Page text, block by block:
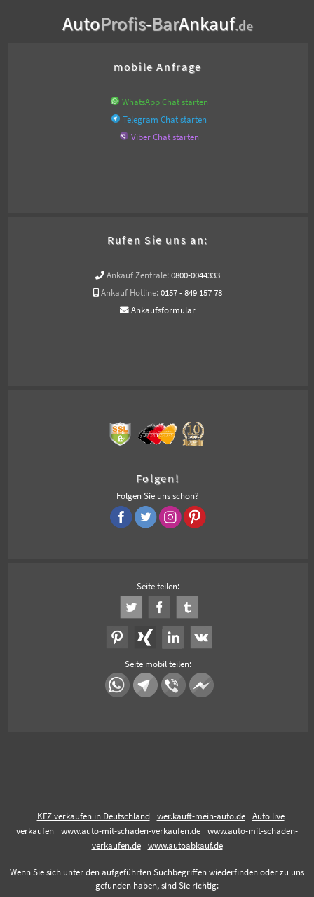
AutoProfis-BarAnkauf.de
mobile Anfrage
WhatsApp Chat starten
Telegram Chat starten
Viber Chat starten
Rufen Sie uns an:
Ankauf Zentrale: 0800-0044333
Ankauf Hotline: 0157 - 849 157 78
Ankaufsformular
Folgen!
Folgen Sie uns schon?
Seite teilen:
Seite mobil teilen:
KFZ verkaufen in Deutschland wer.kauft-mein-auto.de
Auto live
verkaufen
www.auto-mit-schaden-verkaufen.de
www.auto-mit-schaden-
verkaufen.de
www.autoabkauf.de
Wenn Sie sich unter den aufgeführten Suchbegriffen wiederfinden oder zu uns
gefunden haben, sind Sie richtig: